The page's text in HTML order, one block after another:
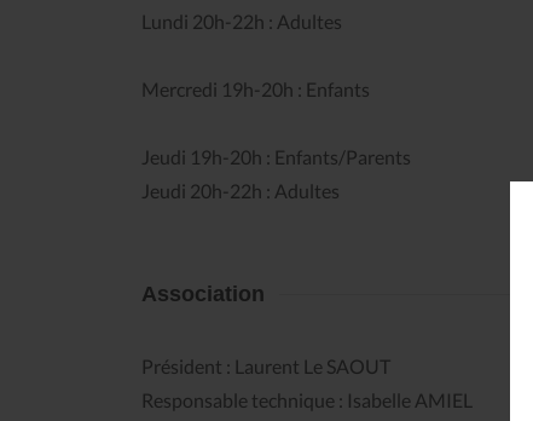
Lundi 20h-22h : Adultes
Mercredi 19h-20h : Enfants
Jeudi 19h-20h : Enfants/Parents
Jeudi 20h-22h : Adultes
Association
Président : Laurent Le SAOUT
Responsable technique : Isabelle AMIEL